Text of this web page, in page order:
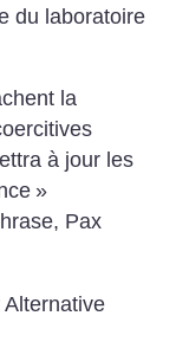
du laboratoire
la
à jour les
»
Pax